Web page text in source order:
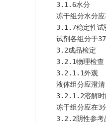
    3.1.6水分
冻干组分水
3.1.7稳定性
试剂各组分
    3.2成品检定
    3.2.1物理检查
    3.2.1.1外观
液体组分应
3.2.1.2溶解
冻干组分应在
3.2.2阴性参